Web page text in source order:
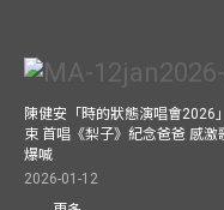
陳健安「時的狀態演唱會2026
束 首唱《梨子》紀念爸爸 感激
爆喊
2026-01-12